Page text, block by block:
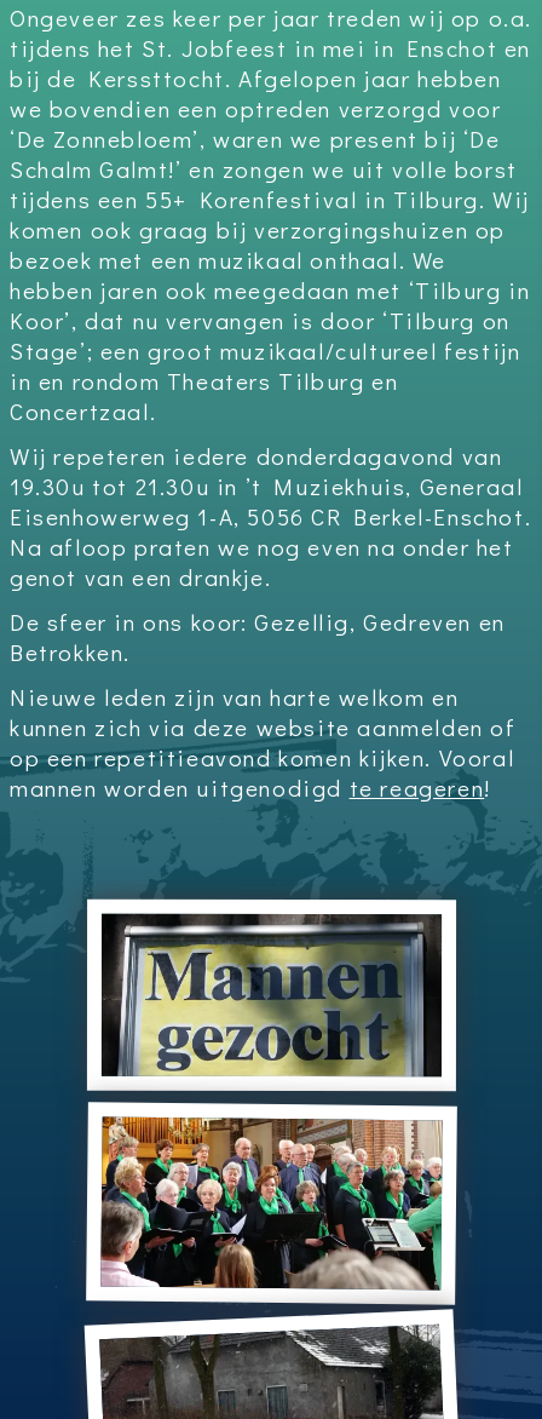
Ongeveer zes keer per jaar treden wij op o.a.
tijdens het St. Jobfeest in mei in Enschot en
bij de Kerssttocht. Afgelopen jaar hebben
we bovendien een optreden verzorgd voor
‘De Zonnebloem’, waren we present bij ‘De
Schalm Galmt!’ en zongen we uit volle borst
tijdens een 55+ Korenfestival in Tilburg. Wij
komen ook graag bij verzorgingshuizen op
bezoek met een muzikaal onthaal. We
hebben jaren ook meegedaan met ‘Tilburg in
Koor’, dat nu vervangen is door ‘Tilburg on
Stage’; een groot muzikaal/cultureel festijn
in en rondom Theaters Tilburg en
Concertzaal.
Wij repeteren iedere donderdagavond van
19.30u tot 21.30u in ’t Muziekhuis, Generaal
Eisenhowerweg 1-A, 5056 CR Berkel-Enschot.
Na afloop praten we nog even na onder het
genot van een drankje.
De sfeer in ons koor: Gezellig, Gedreven en
Betrokken.
Nieuwe leden zijn van harte welkom en
kunnen zich via deze website aanmelden of
op een repetitieavond komen kijken. Vooral
mannen worden uitgenodigd te reageren!